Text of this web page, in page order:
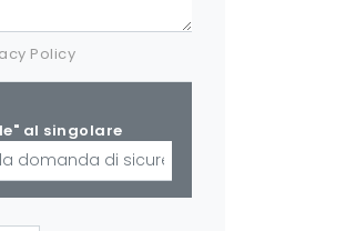
Policy
al singolare